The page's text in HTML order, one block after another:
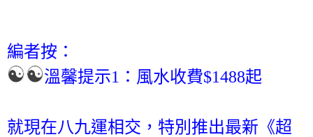
編者按：
溫馨提示1：風水收費$1488起
就現在八九運相交，特別推出最新《超